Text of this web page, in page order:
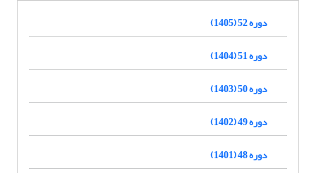
دوره 52 (1405)
دوره 51 (1404)
دوره 50 (1403)
دوره 49 (1402)
دوره 48 (1401)